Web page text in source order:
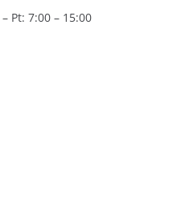
– Pt: 7:00 – 15:00